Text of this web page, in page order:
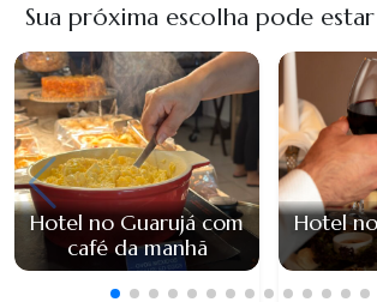
Sua próxima escolha pode
Hotel no Guarujá com
café da manhã
Hotel